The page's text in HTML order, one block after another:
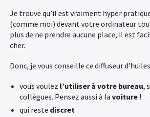
Je trouve qu’il est vraiment hyper
(comme moi) devant votre ordinateur
plus de ne prendre aucune place, il est
cher.
Donc, je vous conseille ce diffuseur
vous voulez l’utiliser à votre bureau,
collègues. Pensez aussi à la voiture !
qui reste discret